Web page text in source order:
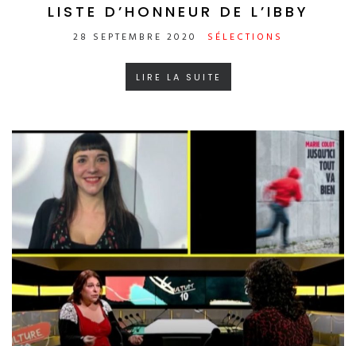
LISTE D’HONNEUR DE L’IBBY
28 SEPTEMBRE 2020 SÉLECTIONS
LIRE LA SUITE